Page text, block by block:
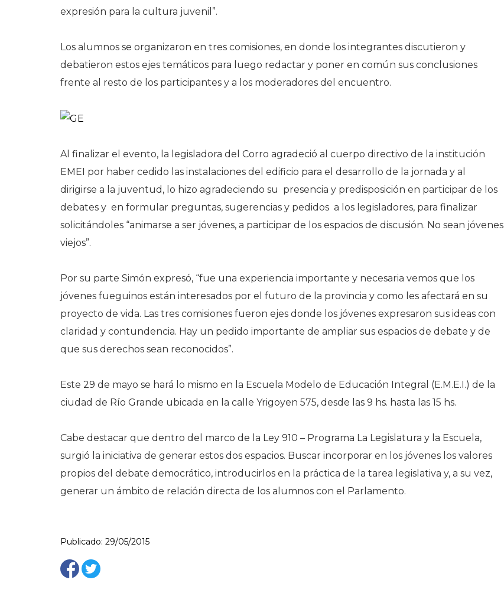
expresión para la cultura juvenil”.
Los alumnos se organizaron en tres comisiones, en donde los integrantes discutieron y
debatieron estos ejes temáticos para luego redactar y poner en común sus conclusiones
frente al resto de los participantes y a los moderadores del encuentro.
Al finalizar el evento, la legisladora del Corro agradeció al cuerpo directivo de la institución
EMEI por haber cedido las instalaciones del edificio para el desarrollo de la jornada y al
dirigirse a la juventud, lo hizo agradeciendo su presencia y predisposición en participar de los
debates y en formular preguntas, sugerencias y pedidos a los legisladores, para finalizar
solicitándoles “animarse a ser jóvenes, a participar de los espacios de discusión. No sean jóvenes
viejos”.
Por su parte Simón expresó, “fue una experiencia importante y necesaria vemos que los
jóvenes fueguinos están interesados por el futuro de la provincia y como les afectará en su
proyecto de vida. Las tres comisiones fueron ejes donde los jóvenes expresaron sus ideas con
claridad y contundencia. Hay un pedido importante de ampliar sus espacios de debate y de
que sus derechos sean reconocidos”.
Este 29 de mayo se hará lo mismo en la Escuela Modelo de Educación Integral (E.M.E.I.) de la
ciudad de Río Grande ubicada en la calle Yrigoyen 575, desde las 9 hs. hasta las 15 hs.
Cabe destacar que dentro del marco de la Ley 910 – Programa La Legislatura y la Escuela,
surgió la iniciativa de generar estos dos espacios. Buscar incorporar en los jóvenes los valores
propios del debate democrático, introducirlos en la práctica de la tarea legislativa y, a su vez,
generar un ámbito de relación directa de los alumnos con el Parlamento.
Publicado: 29/05/2015